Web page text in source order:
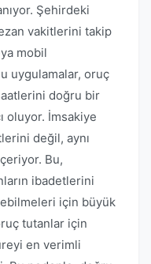
Şehirdeki
vakitlerini takip
mobil
uygulamalar, oruç
doğru bir
oluyor. İmsakiye
değil, aynı
Bu,
ibadetlerini
için büyük
tutanlar için
en verimli